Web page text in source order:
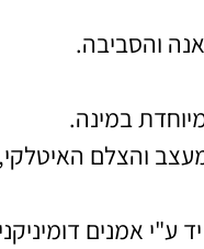
והסביבה.
במינה.
והצלם
אמנים